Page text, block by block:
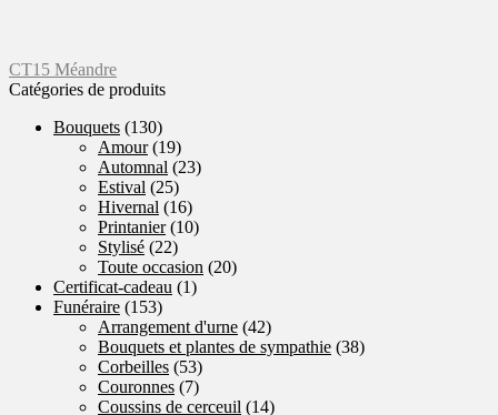
Navigation
de
l'article
Article
précédent :
CT15 Méandre
Catégories de produits
Bouquets (130)
Amour (19)
Automnal (23)
Estival (25)
Hivernal (16)
Printanier (10)
Stylisé (22)
Toute occasion (20)
Certificat-cadeau (1)
Funéraire (153)
Arrangement d'urne (42)
Bouquets et plantes de sympathie (38)
Corbeilles (53)
Couronnes (7)
Coussins de cerceuil (14)